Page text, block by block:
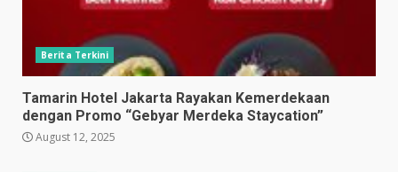
Berita Terkini
Tamarin Hotel Jakarta Rayakan Kemerdekaan
dengan Promo “Gebyar Merdeka Staycation”
August 12, 2025